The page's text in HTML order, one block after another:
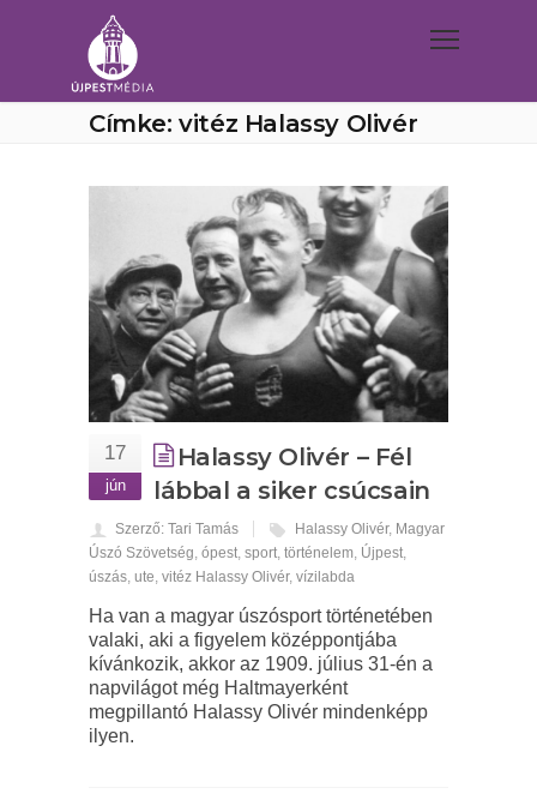
Címke: vitéz Halassy Olivér
17
jún
Halassy Olivér – Fél
lábbal a siker csúcsain
Szerző: Tari Tamás Halassy Olivér, Magyar
Úszó Szövetség ópest sport történelem Újpest
úszás ute vitéz Halassy Olivér, vízilabda
Ha van a magyar úszósport történetében
valaki, aki a figyelem középpontjába
kívánkozik, akkor az 1909. július 31-én a
napvilágot még Haltmayerként
megpillantó Halassy Olivér mindenképp
ilyen.